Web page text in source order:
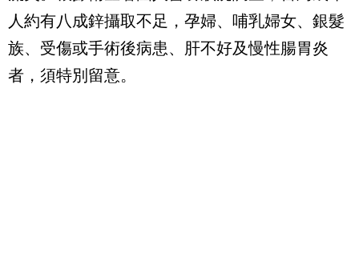
人約有八成鋅攝取不足，孕婦、哺乳婦女、銀髮
族、受傷或手術後病患、肝不好及慢性腸胃炎
者，須特別留意。